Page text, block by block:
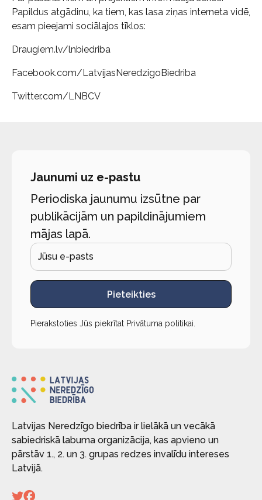
Papildus atgādinu, ka tiem, kas lasa ziņas interneta vidē,
esam pieejami sociālajos tīklos:
Draugiem.lv/lnbiedriba
Facebook.com/LatvijasNeredzigoBiedriba
Twitter.com/LNBCV
Jaunumi uz e-pastu
Periodiska jaunumu izsūtne par
publikācijām un papildinājumiem
mājas lapā.
Pieteikties
Pierakstoties Jūs piekrītat Privātuma politikai
Latvijas Neredzīgo biedrība ir lielākā un vecākā
sabiedriskā labuma organizācija, kas apvieno un
pārstāv 1., 2. un 3. grupas redzes invalīdu intereses
Latvijā.